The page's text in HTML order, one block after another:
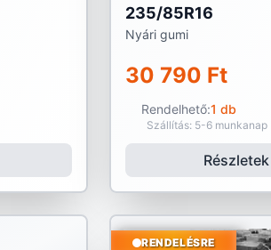
235/85R16
Nyári gumi
30 790 Ft
Rendelhető:1 db
Szállítás: 5-6 munkanap
Részletek
RENDELÉSRE